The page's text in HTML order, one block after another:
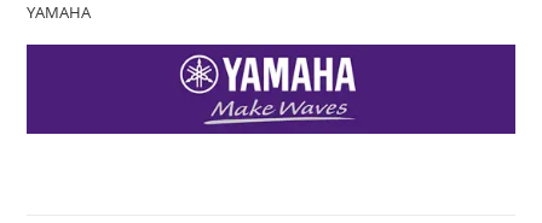
YAMAHA